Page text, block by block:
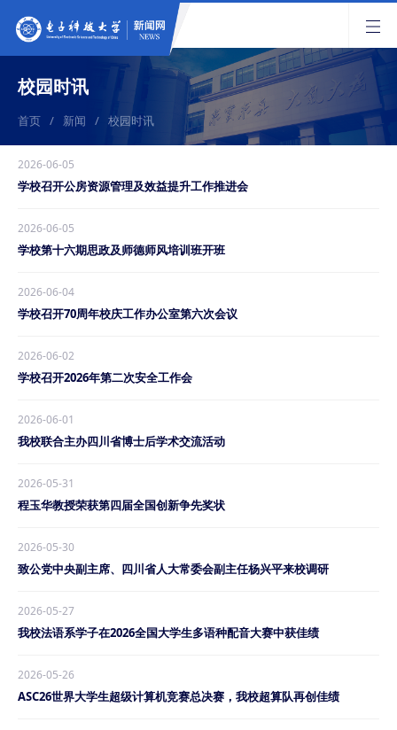
校园时讯
首页 / 新闻 / 校园时讯
2026-06-05
学校召开公房资源管理及效益提升工作推进会
2026-06-05
学校第十六期思政及师德师风培训班开班
2026-06-04
学校召开70周年校庆工作办公室第六次会议
2026-06-02
学校召开2026年第二次安全工作会
2026-06-01
我校联合主办四川省博士后学术交流活动
2026-05-31
程玉华教授荣获第四届全国创新争先奖状
2026-05-30
致公党中央副主席、四川省人大常委会副主任杨兴平来校调研
2026-05-27
我校法语系学子在2026全国大学生多语种配音大赛中获佳绩
2026-05-26
ASC26世界大学生超级计算机竞赛总决赛，我校超算队再创佳绩